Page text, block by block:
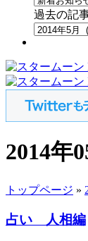
過去の記
2014年
トップページ »
占い 人相編